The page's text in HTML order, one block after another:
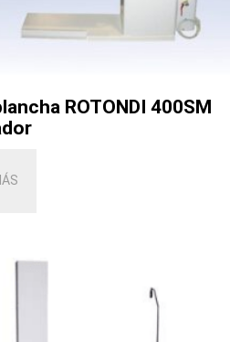
ROTONDI 400SM